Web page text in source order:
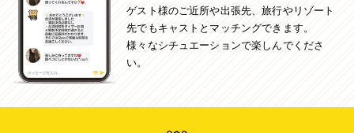
ゲスト様のご近所や出張先、旅行やリゾート
先でもキャストとマッチングできます。
様々なシチュエーションで楽しんでくださ
い。